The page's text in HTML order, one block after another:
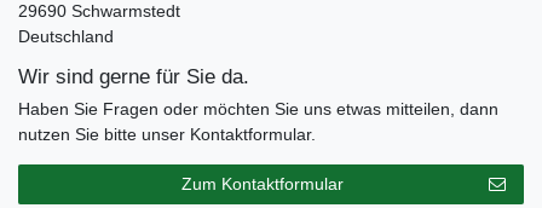
29690 Schwarmstedt
Deutschland
Wir sind gerne für Sie da.
Haben Sie Fragen oder möchten Sie uns etwas mitteilen, dann
nutzen Sie bitte unser Kontaktformular.
Zum Kontaktformular